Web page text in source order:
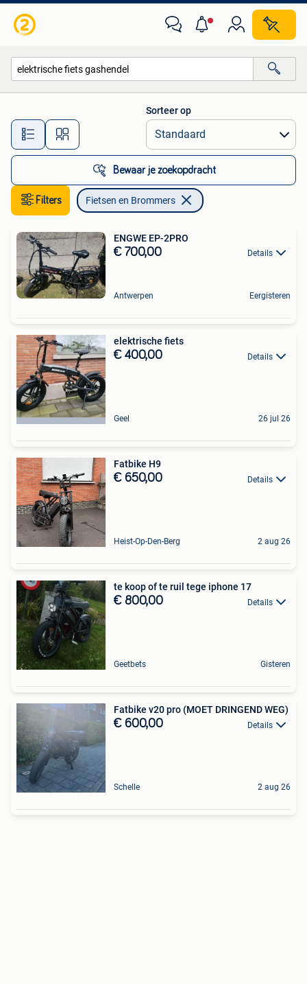
Alle afstanden…
Sorteer op
Bewaar je zoekopdracht
Filters Fietsen en Brommers
ENGWE EP-2PRO
€ 700,00 Details
Antwerpen Eergisteren
elektrische fiets
€ 400,00 Details
Geel 26 jul 26
Fatbike H9
€ 650,00 Details
Heist-Op-Den-Berg 2 aug 26
te koop of te ruil tege iphone 17
€ 800,00 Details
Geetbets Gisteren
Fatbike v20 pro (MOET DRINGEND WEG)
€ 600,00 Details
Schelle 2 aug 26